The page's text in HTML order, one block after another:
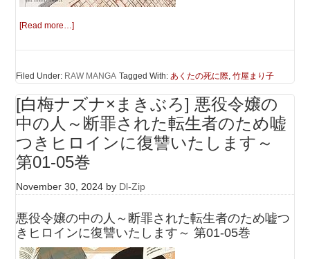
[Read more…]
Filed Under: RAW MANGA Tagged With:あくたの死に際,竹屋まり子
[白梅ナズナ×まきぶろ] 悪役令嬢の
中の人～断罪された転生者のため嘘
つきヒロインに復讐いたします～
第01-05巻
November 30, 2024 by Dl-Zip
悪役令嬢の中の人～断罪された転生者のため嘘つ
きヒロインに復讐いたします～ 第01-05巻